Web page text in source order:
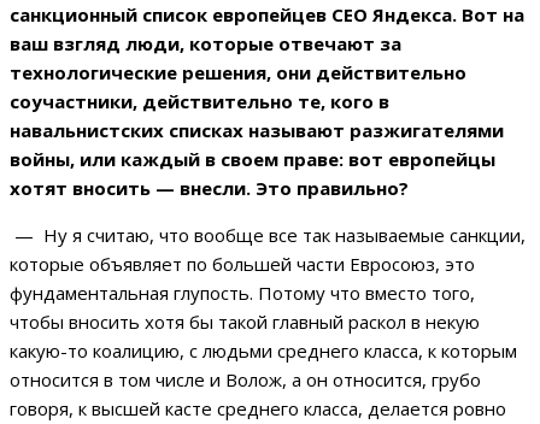
санкционный список европейцев CEO Яндекса. Вот на
ваш взгляд люди, которые отвечают за
технологические решения, они действительно
соучастники, действительно те, кого в
навальнистских списках называют разжигателями
войны, или каждый в своем праве: вот европейцы
хотят вносить — внесли. Это правильно?
— Ну я считаю, что вообще все так называемые санкции,
которые объявляет по большей части Евросоюз, это
фундаментальная глупость. Потому что вместо того,
чтобы вносить хотя бы такой главный раскол в некую
какую-то коалицию, с людьми среднего класса, к которым
относится в том числе и Волож, а он относится, грубо
говоря, к высшей касте среднего класса, делается ровно